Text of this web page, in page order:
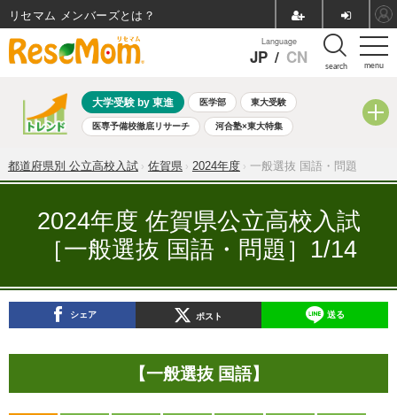
menu
Language
JP / CN search
大学受験 by 東進 医学部 東大受験
医専予備校徹底リサーチ 河合塾×東大特集
共通テスト 夏休み 8月開催学校説明会・相談会
自由研究教材（小学生向け） 自由研究教材（中学生向け）
ランキング
都道府県別 公立高校入試 佐賀県 2024年度 一般選抜 国語・問題
2024年度 佐賀県公立高校入試
［一般選抜 国語・問題］1/14
シェア ポスト 送る
【一般選抜 国語】
リセマム メンバーズ